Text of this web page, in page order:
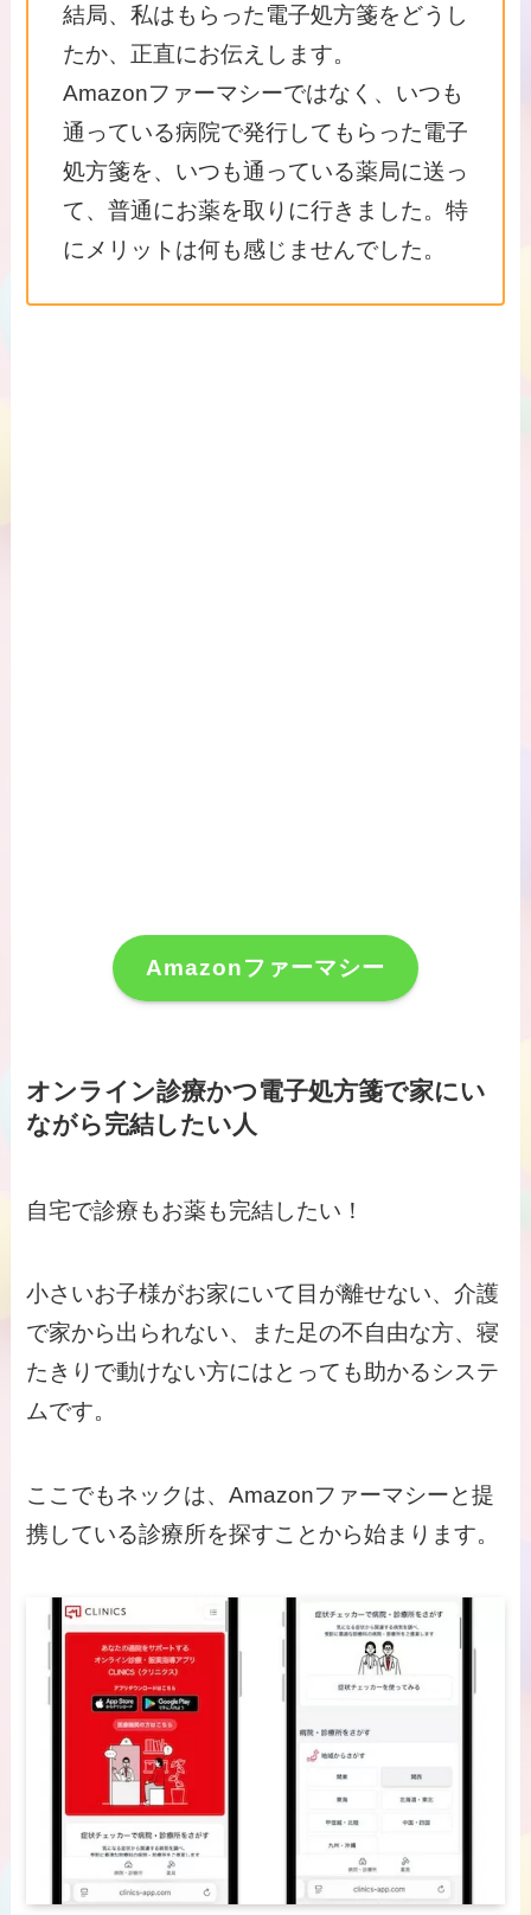
結局、私はもらった電子処方箋をどうし
たか、正直にお伝えします。
Amazonファーマシーではなく、いつも
通っている病院で発行してもらった電子
処方箋を、いつも通っている薬局に送っ
て、普通にお薬を取りに行きました。特
にメリットは何も感じませんでした。
Amazonファーマシー
オンライン診療かつ電子処方箋で家にい
ながら完結したい人
自宅で診療もお薬も完結したい！
小さいお子様がお家にいて目が離せない、介護
で家から出られない、また足の不自由な方、寝
たきりで動けない方にはとっても助かるシステ
ムです。
ここでもネックは、Amazonファーマシーと提
携している診療所を探すことから始まります。